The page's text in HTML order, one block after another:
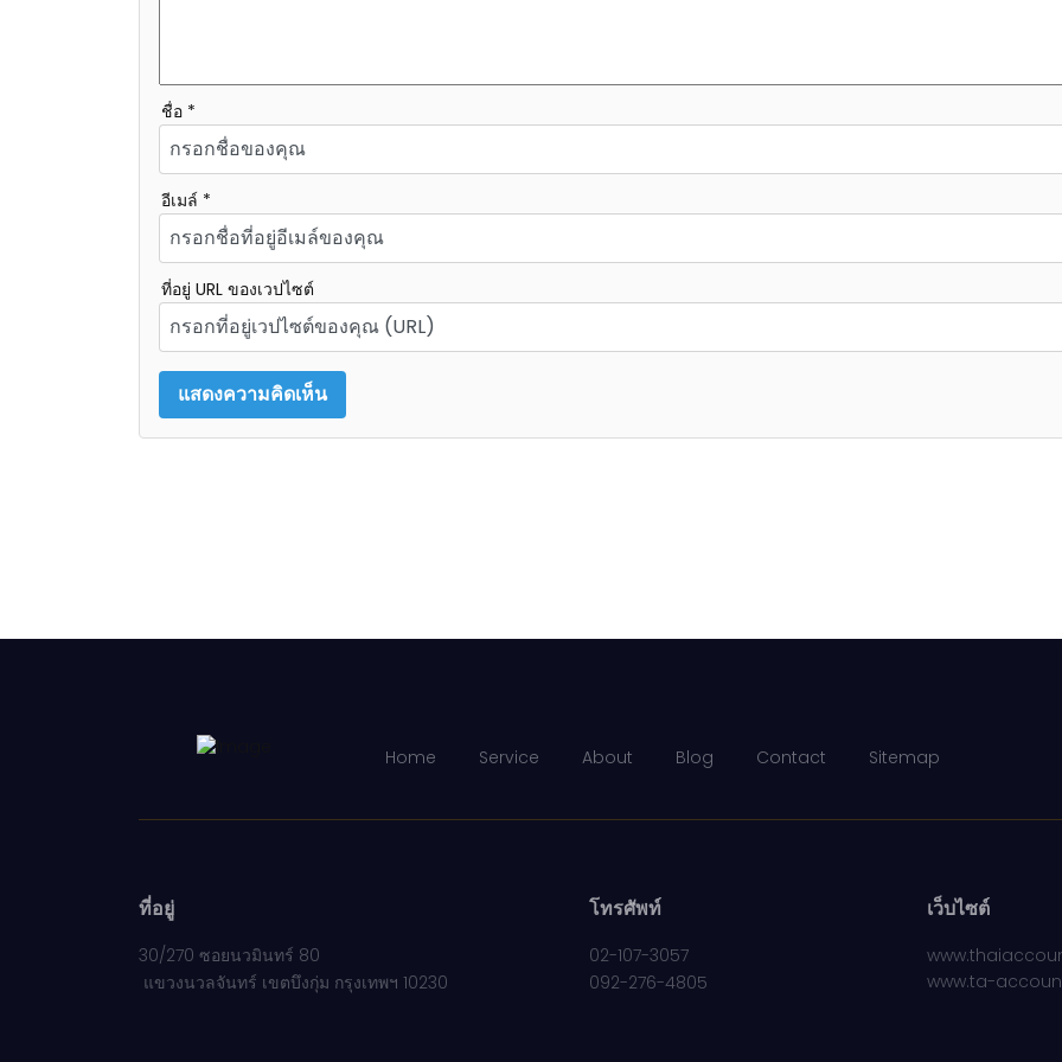
ชื่อ *
อีเมล์ *
ที่อยู่ URL ของเวปไซต์
Home Service About Blog Contact Sitemap
ที่อยู่
30/270 ซอยนวมินทร์ 80
แขวงนวลจันทร์ เขตบึงกุ่ม กรุงเทพฯ 10230
โทรศัพท์
02-107-3057
092-276-4805
เว็บไซต์
www.ta-